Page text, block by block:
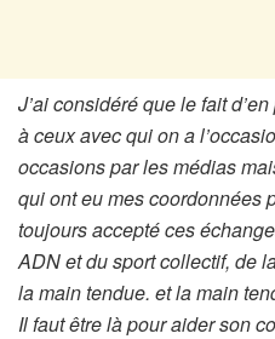
J’ai considéré que le fait
à ceux avec qui on a
occasions par les médias
qui ont eu mes coordonnées
toujours accepté ces
ADN et du sport collectif, de
la main tendue. et la main
Il faut être là pour aider son